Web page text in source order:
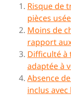
Risque de
pièces
Moins de
rapport
Difficulté à
adaptée à
Absence
inclus avec